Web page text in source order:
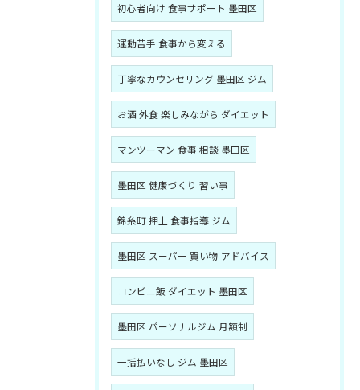
初心者向け 食事サポート 墨田区
運動苦手 食事から変える
丁寧なカウンセリング 墨田区 ジム
お酒 外食 楽しみながら ダイエット
マンツーマン 食事 相談 墨田区
墨田区 健康づくり 習い事
錦糸町 押上 食事指導 ジム
墨田区 スーパー 買い物 アドバイス
コンビニ飯 ダイエット 墨田区
墨田区 パーソナルジム 月額制
一括払いなし ジム 墨田区